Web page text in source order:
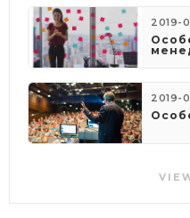
2019-
2019-